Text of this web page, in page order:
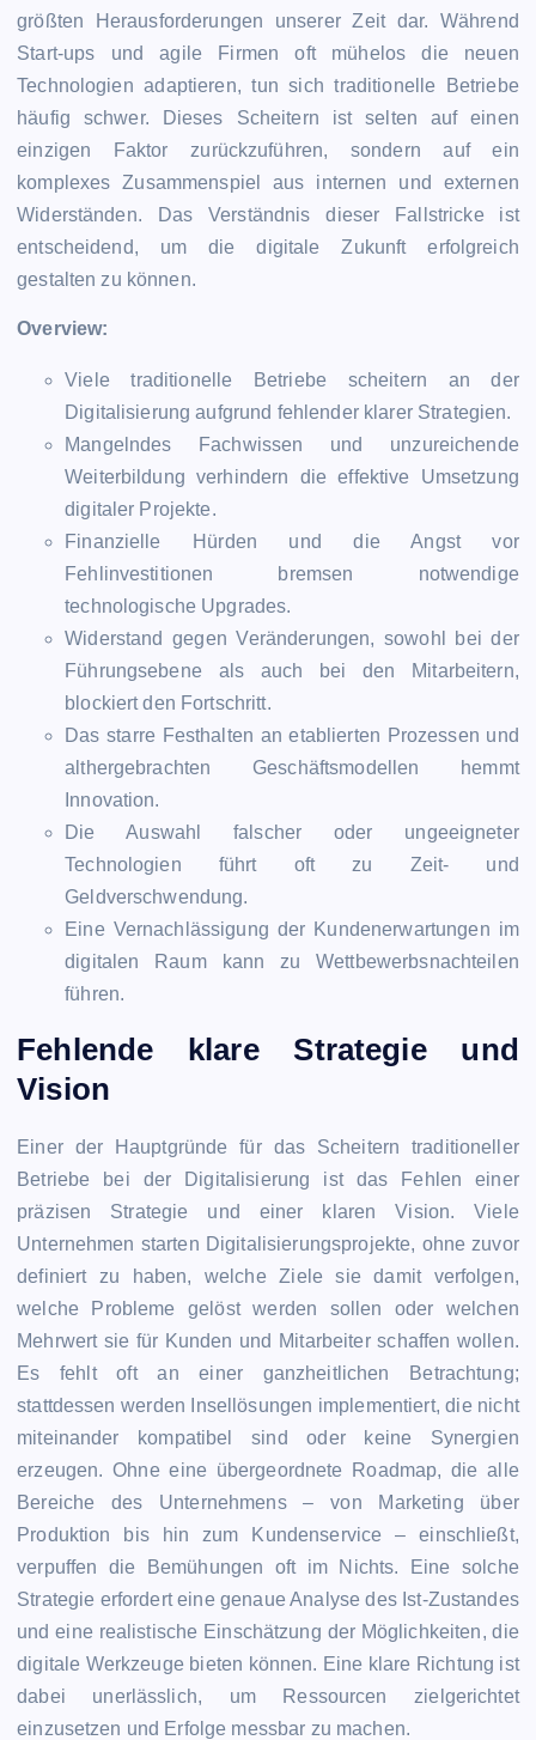
größten Herausforderungen unserer Zeit dar. Während
Start-ups und agile Firmen oft mühelos die neuen
Technologien adaptieren, tun sich traditionelle Betriebe
häufig schwer. Dieses Scheitern ist selten auf einen
einzigen Faktor zurückzuführen, sondern auf ein
komplexes Zusammenspiel aus internen und externen
Widerständen. Das Verständnis dieser Fallstricke ist
entscheidend, um die digitale Zukunft erfolgreich
gestalten zu können.
Overview:
Viele traditionelle Betriebe scheitern an der
Digitalisierung aufgrund fehlender klarer Strategien.
Mangelndes Fachwissen und unzureichende
Weiterbildung verhindern die effektive Umsetzung
digitaler Projekte.
Finanzielle Hürden und die Angst vor
Fehlinvestitionen bremsen notwendige
technologische Upgrades.
Widerstand gegen Veränderungen, sowohl bei der
Führungsebene als auch bei den Mitarbeitern,
blockiert den Fortschritt.
Das starre Festhalten an etablierten Prozessen und
althergebrachten Geschäftsmodellen hemmt
Innovation.
Die Auswahl falscher oder ungeeigneter
Technologien führt oft zu Zeit- und
Geldverschwendung.
Eine Vernachlässigung der Kundenerwartungen im
digitalen Raum kann zu Wettbewerbsnachteilen
führen.
Fehlende klare Strategie und
Vision
Einer der Hauptgründe für das Scheitern traditioneller
Betriebe bei der Digitalisierung ist das Fehlen einer
präzisen Strategie und einer klaren Vision. Viele
Unternehmen starten Digitalisierungsprojekte, ohne zuvor
definiert zu haben, welche Ziele sie damit verfolgen,
welche Probleme gelöst werden sollen oder welchen
Mehrwert sie für Kunden und Mitarbeiter schaffen wollen.
Es fehlt oft an einer ganzheitlichen Betrachtung;
stattdessen werden Insellösungen implementiert, die nicht
miteinander kompatibel sind oder keine Synergien
erzeugen. Ohne eine übergeordnete Roadmap, die alle
Bereiche des Unternehmens – von Marketing über
Produktion bis hin zum Kundenservice – einschließt,
verpuffen die Bemühungen oft im Nichts. Eine solche
Strategie erfordert eine genaue Analyse des Ist-Zustandes
und eine realistische Einschätzung der Möglichkeiten, die
digitale Werkzeuge bieten können. Eine klare Richtung ist
dabei unerlässlich, um Ressourcen zielgerichtet
einzusetzen und Erfolge messbar zu machen.